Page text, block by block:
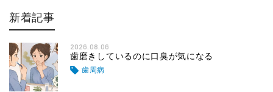
新着記事
2026.08.06
歯磨きしているのに口臭が気になる
歯周病